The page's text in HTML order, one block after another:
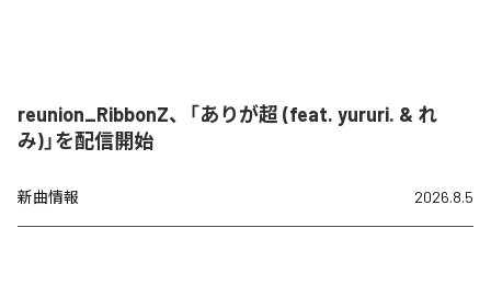
reunion_RibbonZ、「ありが超 (feat. yururi. & れ
み)」を配信開始
新曲情報 2026.8.5